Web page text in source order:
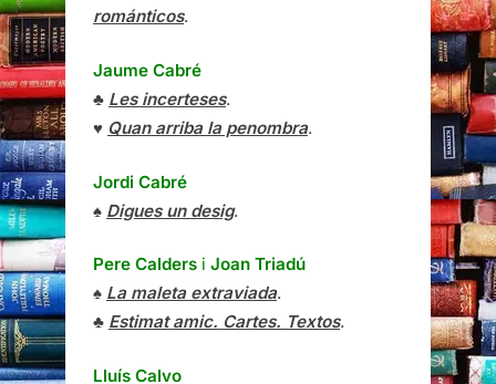
románticos.
Jaume Cabré
♣ Les incerteses.
♥ Quan arriba la penombra.
Jordi Cabré
♠ Digues un desig.
Pere Calders i Joan Triadú
♠ La maleta extraviada.
♣ Estimat amic. Cartes. Textos.
Lluís Calvo